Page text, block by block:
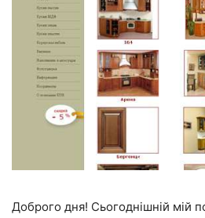
Доброго дня! Сьогоднішній мій